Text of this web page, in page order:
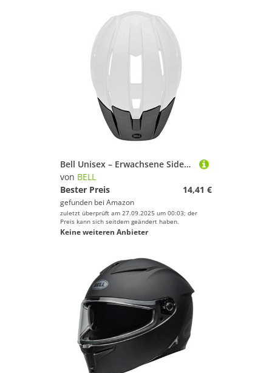
Bell Unisex – Erwachsene Sidetrack Ii Helme, Black, Einheitsgroße
von BELL
Bester Preis
14,41 €
gefunden bei Amazon
zuletzt überprüft am 27.09.2025 um 00:03; der
Preis kann sich seitdem geändert haben.
Keine weiteren Anbieter